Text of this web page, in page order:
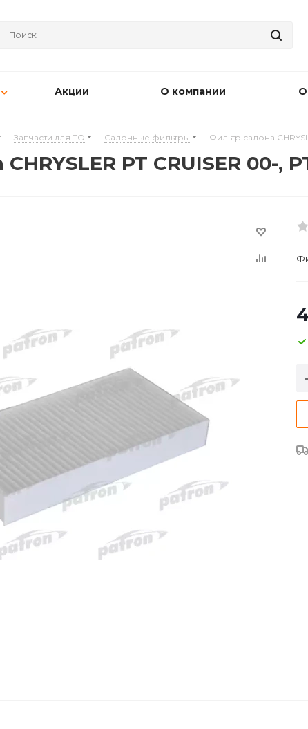
Акции О компании
- Запчасти для ТО - Салонные фильтры - Фильтр салона
PT CRUISER 00-,